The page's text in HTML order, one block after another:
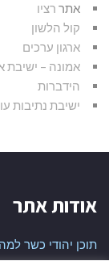
אתר רציו
קול הלשון
ארגון ערכים
אמונה – ישיבת
הידברות
ישיבת נתיבות
אודות אתר
תוכן יהודי כשר